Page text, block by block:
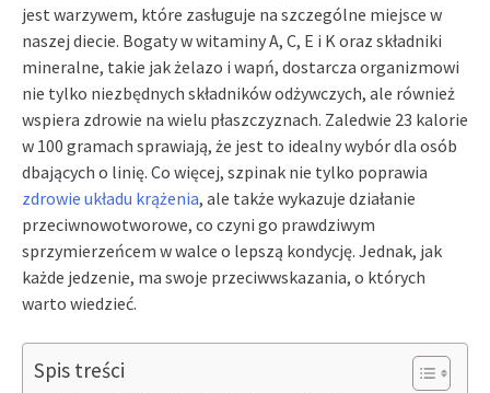
jest warzywem, które zasługuje na szczególne miejsce w
naszej diecie. Bogaty w witaminy A, C, E i K oraz składniki
mineralne, takie jak żelazo i wapń, dostarcza organizmowi
nie tylko niezbędnych składników odżywczych, ale również
wspiera zdrowie na wielu płaszczyznach. Zaledwie 23 kalorie
w 100 gramach sprawiają, że jest to idealny wybór dla osób
dbających o linię. Co więcej, szpinak nie tylko poprawia
zdrowie układu krążenia, ale także wykazuje działanie
przeciwnowotworowe, co czyni go prawdziwym
sprzymierzeńcem w walce o lepszą kondycję. Jednak, jak
każde jedzenie, ma swoje przeciwwskazania, o których
warto wiedzieć.
Spis treści